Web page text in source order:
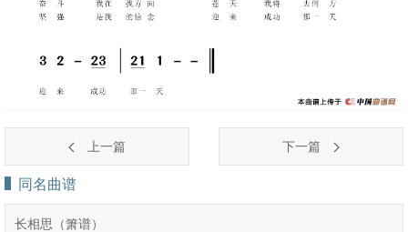
上一篇 下一篇
同名曲谱
长相思（箫谱）